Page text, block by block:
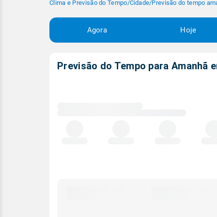
Clima e Previsão do Tempo/Cidade/Previsão do tempo
Agora Hoje
Previsão do Tempo para Amanhã